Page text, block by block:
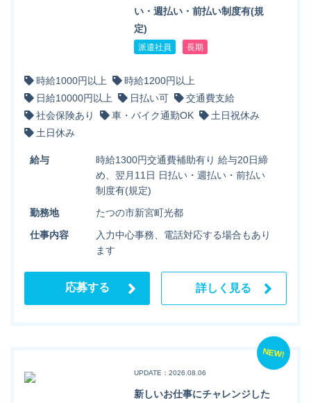
い・週払い・前払い制度有(規
定)
派遣社員 長期
時給1000円以上
時給1200円以上
日給10000円以上
日払い可
交通費支給
社会保険あり
車・バイク通勤OK
土日祝休み
土日休み
給与
時給1300円交通費補助有り 給与20日締
め、翌月11日 日払い・週払い・前払い
制度有(規定)
勤務地
たつの市新宮町光都
仕事内容
入力中心事務、電話対応する場合もあり
ます
応募する 詳しく見る
NEW!
UPDATE：2026.08.06
新しいお仕事にチャレンジした